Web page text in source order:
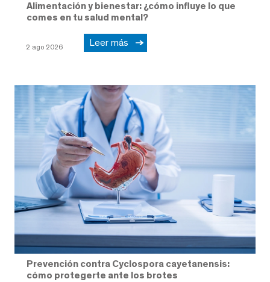
Alimentación y bienestar: ¿cómo influye lo que
comes en tu salud mental?
2 ago 2026 Leer más
Prevención contra Cyclospora cayetanensis:
cómo protegerte ante los brotes